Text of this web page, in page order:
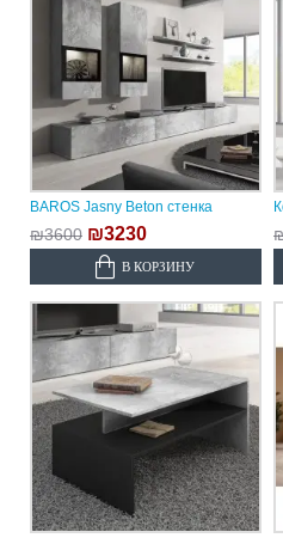
BAROS Jasny Beton стенка
₪3600 ₪3230
В КОРЗИНУ